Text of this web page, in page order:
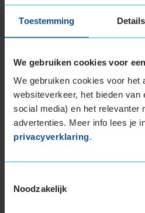
Toestemming Details
We gebruiken cookies voor
We gebruiken cookies voor het
websiteverkeer, het bieden
social media) en het relevanter
advertenties. Meer info lees je
privacyverklaring.
Noodzakelijk
215/60R16 95V
215/60R16 95V
215/60R16 95W
215/65R16 102H EXTRALOAD
215/65R16 98H
205/45R17 88H EXTRALOAD